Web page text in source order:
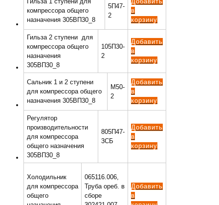
компрессора общего
назначения 305ВП30_8
5П47-
2
в
корзину
Гильза 2 ступени для
компрессора общего
назначения
305ВП30_8
105П30-
2
Добавить
в
корзину
Сальник 1 и 2 ступени
для компрессора общего
назначения 305ВП30_8
М50-
2
Добавить
в
корзину
Регулятор
производительности
для компрессора
общего назначения
305ВП30_8
805П47-
3СБ
Добавить
в
корзину
Холодильник
для компрессора
общего
065116.006,
Труба ореб. в
сборе
Добавить
в